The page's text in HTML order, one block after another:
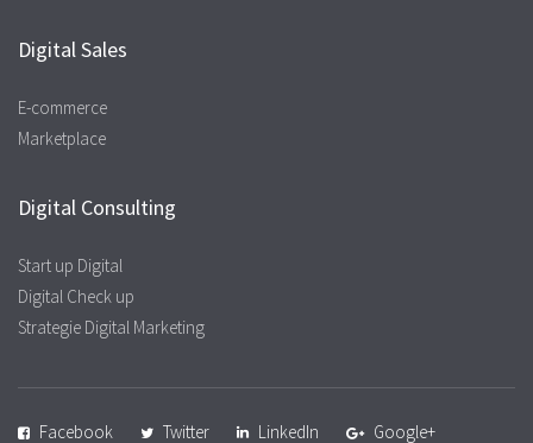
Digital Sales
E-commerce
Marketplace
Digital Consulting
Start up Digital
Digital Check up
Strategie Digital Marketing
Facebook Twitter LinkedIn Google+